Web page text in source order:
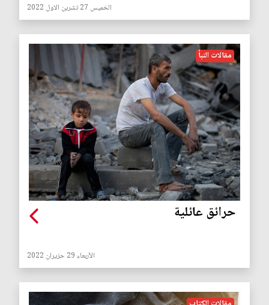
الخميس 27 تشرين الاول 2022
مقالات النبأ
حرائق عائلية
الأربعاء 29 حزيران 2022